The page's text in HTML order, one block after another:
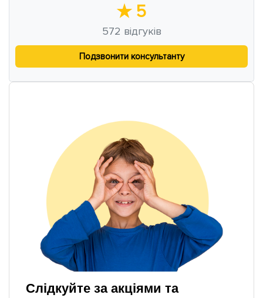
★ 5
572 відгуків
Подзвонити консультанту
Слідкуйте за акціями та